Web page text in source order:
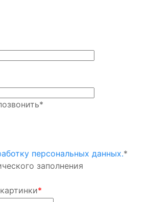
*
персональных данных.*
заполнения
*